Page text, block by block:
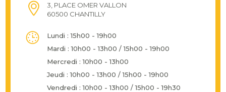
3, PLACE OMER VALLON
60500 CHANTILLY
Lundi : 15h00 - 19h00
Mardi : 10h00 - 13h00 / 15h00 - 19h00
Mercredi : 10h00 - 13h00
Jeudi : 10h00 - 13h00 / 15h00 - 19h00
Vendredi : 10h00 - 13h00 / 15h00 - 19h30